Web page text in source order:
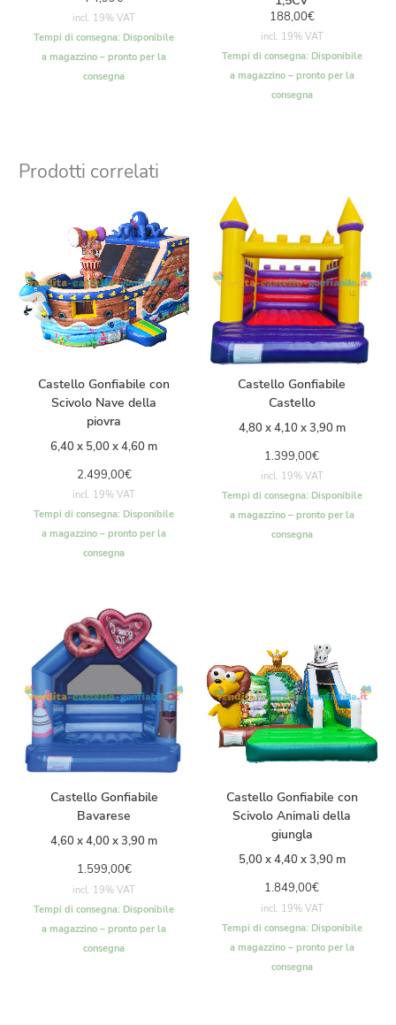
incl. 19% VAT
Tempi di consegna: Disponibile
a magazzino – pronto per la
consegna
188,00€
incl. 19% VAT
Tempi di consegna: Disponibile
a magazzino – pronto per la
consegna
Prodotti correlati
Castello Gonfiabile con
Scivolo Nave della
piovra
6,40 x 5,00 x 4,60 m
2.499,00€
incl. 19% VAT
Tempi di consegna: Disponibile
a magazzino – pronto per la
consegna
Castello Gonfiabile
Castello
4,80 x 4,10 x 3,90 m
1.399,00€
incl. 19% VAT
Tempi di consegna: Disponibile
a magazzino – pronto per la
consegna
Castello Gonfiabile
Bavarese
4,60 x 4,00 x 3,90 m
1.599,00€
incl. 19% VAT
Tempi di consegna: Disponibile
a magazzino – pronto per la
consegna
Castello Gonfiabile con
Scivolo Animali della
giungla
5,00 x 4,40 x 3,90 m
1.849,00€
incl. 19% VAT
Tempi di consegna: Disponibile
a magazzino – pronto per la
consegna